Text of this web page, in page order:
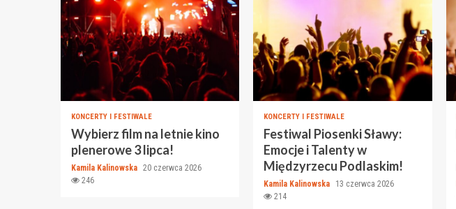
KONCERTY I FESTIWALE
Wybierz film na letnie kino
plenerowe 3 lipca!
Kamila Kalinowska 20 czerwca 2026
246
KONCERTY I FESTIWALE
Festiwal Piosenki Sławy:
Emocje i Talenty w
Międzyrzecu Podlaskim!
Kamila Kalinowska
13 czerwca 2026
214